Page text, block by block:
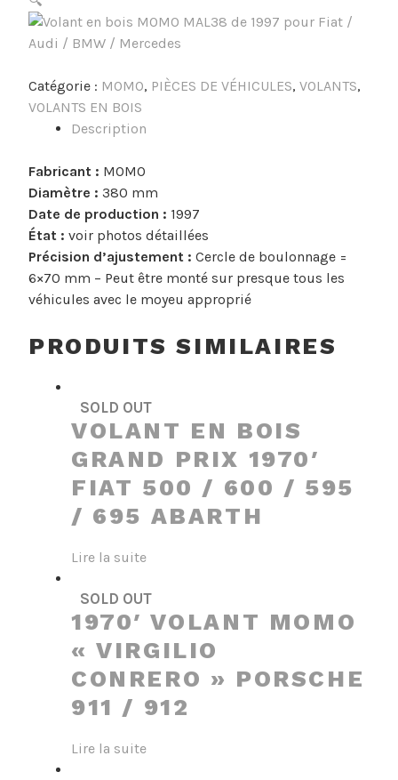
Catégorie : MOMO, PIÈCES DE VÉHICULES, VOLANTS,
VOLANTS EN BOIS
Description
Fabricant : MOMO
Diamètre : 380 mm
Date de production : 1997
État : voir photos détaillées
Précision d’ajustement : Cercle de boulonnage =
6×70 mm – Peut être monté sur presque tous les
véhicules avec le moyeu approprié
PRODUITS SIMILAIRES
SOLD OUT
VOLANT EN BOIS
GRAND PRIX 1970′
FIAT 500 / 600 / 595
/ 695 ABARTH
Lire la suite
SOLD OUT
1970′ VOLANT MOMO
« VIRGILIO
CONRERO » PORSCHE
911 / 912
Lire la suite